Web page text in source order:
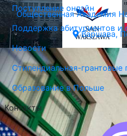
Общественная Академия
Варшава,
Поступление онлайн
Поддержка абитуриентов и
Новости
Стипендиальная-
Образование в Польше
Контакты